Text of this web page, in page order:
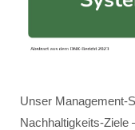
Unser Management-
Nachhaltigkeits-Ziele